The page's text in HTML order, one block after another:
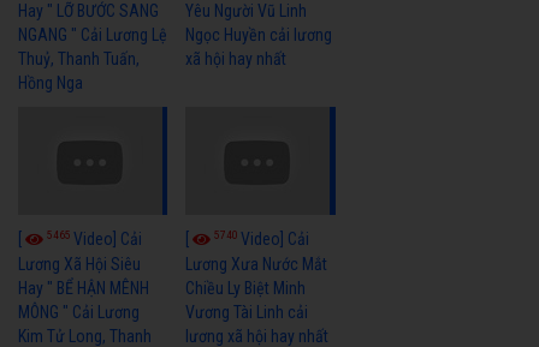
Hay " LỠ BƯỚC SANG
NGANG " Cải Lương Lệ
Thuỷ, Thanh Tuấn,
Hồng Nga
Yêu Người Vũ Linh
Ngọc Huyền cải lương
xã hội hay nhất
5465 Video] Cải
Lương Xã Hội Siêu
Hay " BỂ HẬN MÊNH
MÔNG " Cải Lương
Kim Tử Long, Thanh
5740Video] Cải
Lương Xưa Nước Mắt
Chiều Ly Biệt Minh
Vương Tài Linh cải
lương xã hội hay nhất